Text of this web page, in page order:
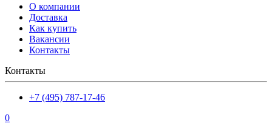
О компании
Доставка
Как купить
Вакансии
Контакты
Контакты
+7 (495) 787-17-46
0